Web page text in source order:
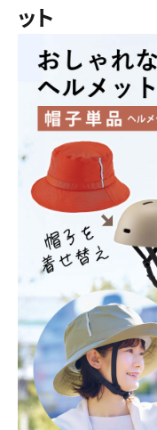
ACCOUNT MENU
ログイン
ブランドから探す
新商品
暑さ・紫外線対策グッズ
推し活グッズ
掃除グッズ
生活雑貨
ビューティー
ット